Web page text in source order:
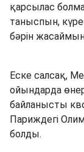
қарсылас
таныспын,
бәрін
Еске салсақ,
ойындарда
байланысты
Париждегі
болды.